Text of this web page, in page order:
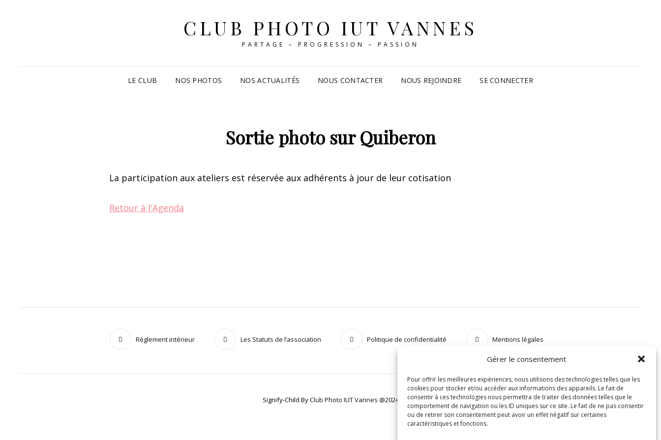
Gérer le consentement
Pour offrir les meilleures expériences, nous utilisons des technologies telles que les
cookies pour stocker et/ou accéder aux informations des appareils. Le fait de
consentir à ces technologies nous permettra de traiter des données telles que le
comportement de navigation ou les ID uniques sur ce site. Le fait de ne pas consentir
ou de retirer son consentement peut avoir un effet négatif sur certaines
caractéristiques et fonctions.
CLUB PHOTO IUT VANNES
PARTAGE – PROGRESSION – PASSION
LE CLUB NOS PHOTOS NOS ACTUALITÉS NOUS CONTACTER NOUS REJOINDRE SE CONNECTER
Sortie photo sur Quiberon
La participation aux ateliers est réservée aux adhérents à jour de leur cotisation
Retour à l'Agenda
Règlement intérieur Les Statuts de l’association Politique de confidentialité Mentions légales
Signify-Child ByClub Photo IUT Vannes @2024